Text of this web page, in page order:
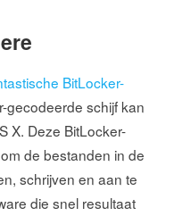
BitLocker-
gecodeerde schijf kan
X. Deze BitLocker-
de bestanden in de
schrijven en aan te
die snel resultaat